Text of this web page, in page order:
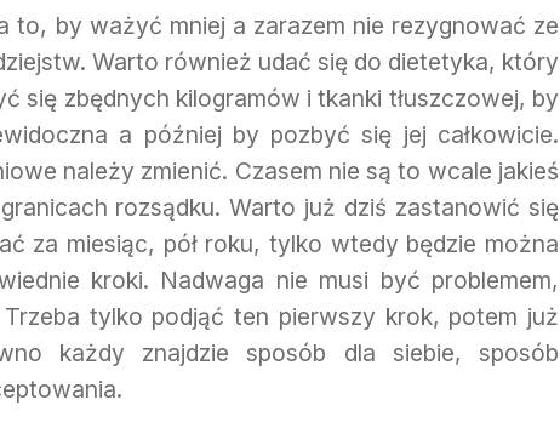
to, by ważyć mniej a zarazem nie rezygnować ze
Warto również udać się do dietetyka, który
się zbędnych kilogramów i tkanki tłuszczowej, by
a później by pozbyć się jej całkowicie.
należy zmienić. Czasem nie są to wcale jakieś
rozsądku. Warto już dziś zastanowić się
za miesiąc, pół roku, tylko wtedy będzie można
kroki. Nadwaga nie musi być problemem,
tylko podjąć ten pierwszy krok, potem już
każdy znajdzie sposób dla siebie, sposób